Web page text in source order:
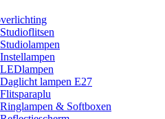
Studioflitsen
Studiolampen
Instellampen
LEDlampen
Daglicht lampen E27
Flitsparaplu
Ringlampen & Softboxen